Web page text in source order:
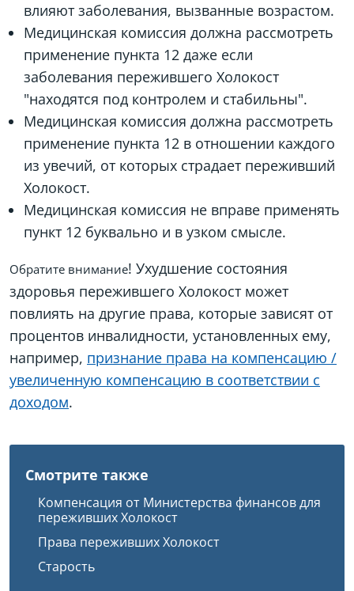
влияют заболевания, вызванные возрастом.
Медицинская комиссия должна рассмотреть
применение пункта 12 даже если
заболевания пережившего Холокост
"находятся под контролем и стабильны".
Медицинская комиссия должна рассмотреть
применение пункта 12 в отношении каждого
из увечий, от которых страдает переживший
Холокост.
Медицинская комиссия не вправе применять
пункт 12 буквально и в узком смысле.
Обратите внимание! Ухудшение состояния
здоровья пережившего Холокост может
повлиять на другие права, которые зависят от
процентов инвалидности, установленных ему,
например, признание права на компенсацию /
увеличенную компенсацию в соответствии с
доходом.
Смотрите также
Компенсация от Министерства финансов для
переживших Холокост
Права переживших Холокост
Старость